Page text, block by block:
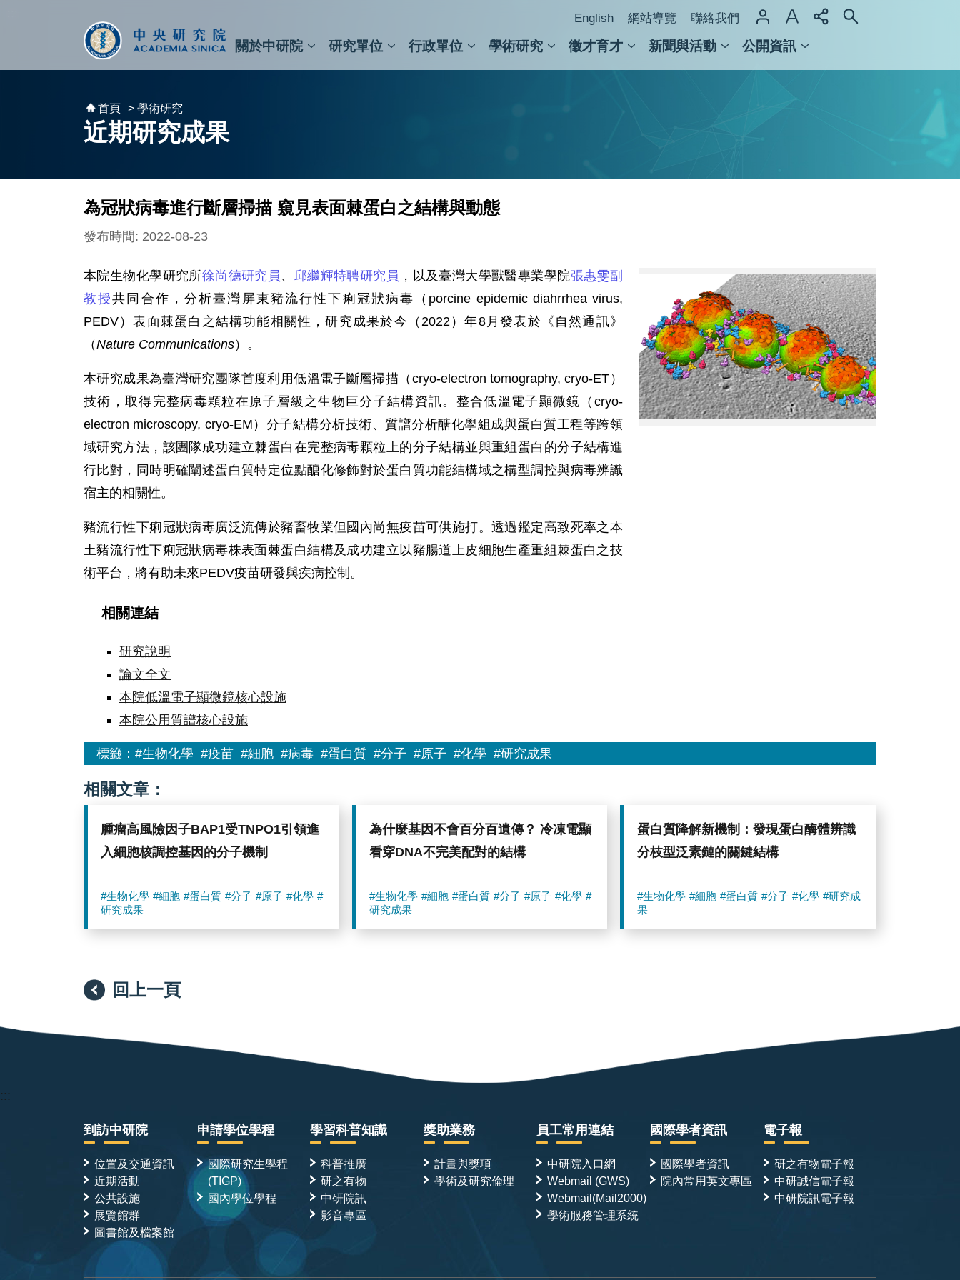
English 網站導覽 聯絡我們
關於中研院 研究單位 行政單位 學術研究 徵才育才 新聞與活動 公開資訊
首頁 > 學術研究
近期研究成果
為冠狀病毒進行斷層掃描 窺見表面棘蛋白之結構與動態
發布時間: 2022-08-23
本院生物化學研究所徐尚德研究員 、 邱繼輝特聘研究員 ，以及臺灣大學獸醫專業學院張惠雯副
教授共同合作，分析臺灣屏東豬流行性下痢冠狀病毒（porcine epidemic diahrrhea virus,
PEDV）表面棘蛋白之結構功能相關性，研究成果於今（2022）年8月發表於《自然通訊》
（Nature Communications）。
本研究成果為臺灣研究團隊首度利用低溫電子斷層掃描（cryo-electron tomography, cryo-ET）
技術，取得完整病毒顆粒在原子層級之生物巨分子結構資訊。整合低溫電子顯微鏡（cryo-
electron microscopy, cryo-EM）分子結構分析技術、質譜分析醣化學組成與蛋白質工程等跨領
域研究方法，該團隊成功建立棘蛋白在完整病毒顆粒上的分子結構並與重組蛋白的分子結構進
行比對，同時明確闡述蛋白質特定位點醣化修飾對於蛋白質功能結構域之構型調控與病毒辨識
宿主的相關性。
豬流行性下痢冠狀病毒廣泛流傳於豬畜牧業但國內尚無疫苗可供施打。透過鑑定高致死率之本
土豬流行性下痢冠狀病毒株表面棘蛋白結構及成功建立以豬腸道上皮細胞生產重組棘蛋白之技
術平台，將有助未來PEDV疫苗研發與疾病控制。
相關連結
研究說明
論文全文
本院低溫電子顯微鏡核心設施
本院公用質譜核心設施
Screen_Shot_2022-
22_at_9.50.22_AM.png
標籤：#生物化學 #疫苗 #細胞 #病毒 #蛋白質 #分子 #原子 #化學 #研究成果
相關文章：
腫瘤高風險因子BAP1受TNPO1引領進
入細胞核調控基因的分子機制
#生物化學 #細胞 #蛋白質 #分子 #原子 #化學 #
研究成果
為什麼基因不會百分百遺傳？ 冷凍電顯
看穿DNA不完美配對的結構
#生物化學 #細胞 #蛋白質 #分子 #原子 #化學 #
研究成果
蛋白質降解新機制：發現蛋白酶體辨識
分枝型泛素鏈的關鍵結構
#生物化學 #細胞 #蛋白質 #分子 #化學 #研究成
果
回上一頁
:::
到訪中研院
位置及交通資訊
近期活動
公共設施
展覽館群
圖書館及檔案館
申請學位學程
國際研究生學程
(TIGP)
國內學位學程
學習科普知識
科普推廣
研之有物
中研院訊
影音專區
獎助業務
計畫與獎項
學術及研究倫理
員工常用連結
中研院入口網
Webmail (GWS)
Webmail(Mail2000)
學術服務管理系統
國際學者資訊
國際學者資訊
院內常用英文專區
電子報
研之有物電子報
中研誠信電子報
中研院訊電子報